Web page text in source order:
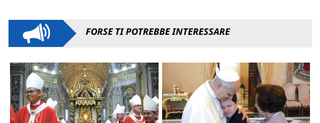
FORSE TI POTREBBE INTERESSARE